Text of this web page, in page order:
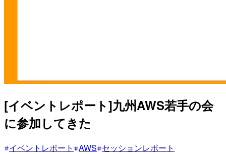
[イベントレポート]九州AWS若手の会
に参加してきた
イベントレポート AWS セッションレポート